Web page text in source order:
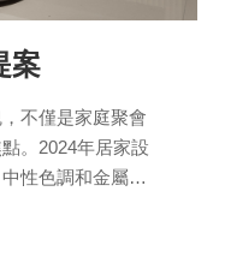
案
不僅是家庭聚會
。2024年居家設
性色調和金屬材
的設計趨勢。智